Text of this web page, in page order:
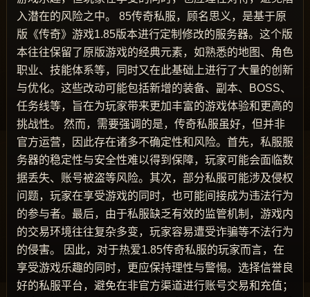
入潜在的风险之中。 85传奇私服，顾名思义，是基于原
版《传奇》游戏1.85版本进行定制修改的服务器。这个版
本往往保留了原版游戏的经典元素，如熟悉的地图、角色
职业、技能体系等，同时又在此基础上进行了大量的创新
与优化。这些改动可能包括新增的装备、副本、BOSS、
任务线等，旨在为玩家带来更加丰富的游戏体验和更高的
挑战性。 然而，需要强调的是，传奇私服虽好，但并非
官方运营，因此存在诸多不确定性和风险。首先，私服服
务器的稳定性与安全性难以得到保障，玩家可能会面临数
据丢失、账号被盗等风险。其次，部分私服可能涉及侵权
问题，玩家在享受游戏的同时，也可能间接成为违法行为
的参与者。最后，由于私服缺乏有效的监管机制，游戏内
的交易环境往往复杂多变，玩家容易遭受诈骗等不法行为
的侵害。 因此，对于热爱1.85传奇私服的玩家而言，在
享受游戏乐趣的同时，更应保持理性与警惕。选择信誉良
好的私服平台，避免在非官方渠道进行账号交易和充值；